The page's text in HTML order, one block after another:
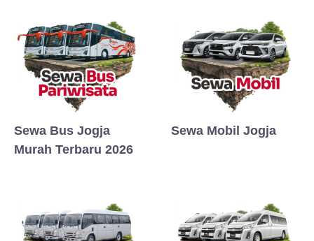
Sewa Bus Jogja
Murah Terbaru 2026
Sewa Mobil Jogja